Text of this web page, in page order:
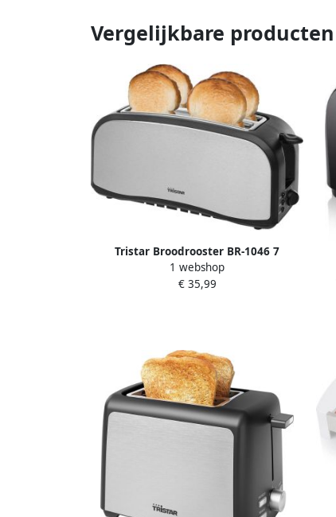
Vergelijkbare producten
Tristar Broodrooster BR-1046 7
instelbare bruiningsstanden 2 lange
sleuven voor 4 boterhammen RVS
1 webshop
€ 35,99